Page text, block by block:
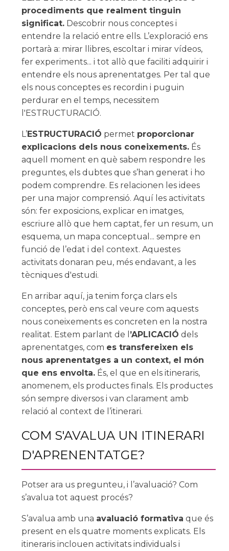
procediments que realment tinguin
significat. Descobrir nous conceptes i
entendre la relació entre ells. L’exploració ens
portarà a: mirar llibres, escoltar i mirar vídeos,
fer experiments... i tot allò que faciliti adquirir i
entendre els nous aprenentatges. Per tal que
els nous conceptes es recordin i puguin
perdurar en el temps, necessitem
l'ESTRUCTURACIÓ.
L’ESTRUCTURACIÓ permet proporcionar
explicacions dels nous coneixements. És
aquell moment en què sabem respondre les
preguntes, els dubtes que s’han generat i ho
podem comprendre. Es relacionen les idees
per una major comprensió. Aquí les activitats
són: fer exposicions, explicar en imatges,
escriure allò que hem captat, fer un resum, un
esquema, un mapa conceptual... sempre en
funció de l’edat i del context. Aquestes
activitats donaran peu, més endavant, a les
tècniques d'estudi.
En arribar aquí, ja tenim força clars els
conceptes, però ens cal veure com aquests
nous coneixements es concreten en la nostra
realitat. Estem parlant de l ’APLICACIÓ dels
aprenentatges, com es transfereixen els
nous aprenentatges a un context, el món
que ens envolta. És, el que en els itineraris,
anomenem, els productes finals. Els productes
són sempre diversos i van clarament amb
relació al context de l’itinerari.
COM S'AVALUA UN ITINERARI
D'APRENENTATGE?
Potser ara us pregunteu, i l’avaluació? Com
s’avalua tot aquest procés?
S’avalua amb una avaluació formativa que és
present en els quatre moments explicats. Els
itineraris inclouen activitats individuals i